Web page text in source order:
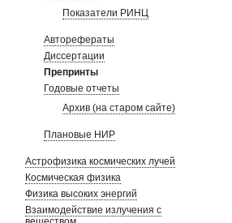
Показатели РИНЦ
Авторефераты
Диссертации
Препринты
Годовые отчеты
Архив (на старом сайте)
Плановые НИР
Астрофизика космических лучей
Космическая физика
Физика высоких энергий
Взаимодействие излучения с